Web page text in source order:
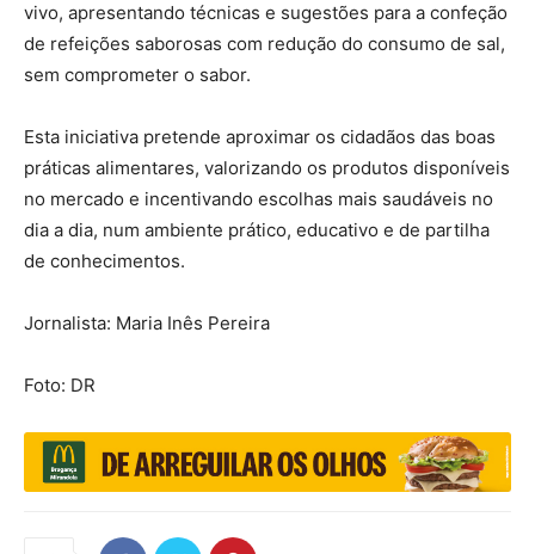
vivo, apresentando técnicas e sugestões para a confeção
de refeições saborosas com redução do consumo de sal,
sem comprometer o sabor.
Esta iniciativa pretende aproximar os cidadãos das boas
práticas alimentares, valorizando os produtos disponíveis
no mercado e incentivando escolhas mais saudáveis no
dia a dia, num ambiente prático, educativo e de partilha
de conhecimentos.
Jornalista: Maria Inês Pereira
Foto: DR